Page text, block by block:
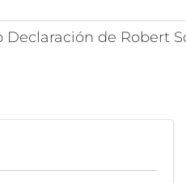
Declaración de Robert